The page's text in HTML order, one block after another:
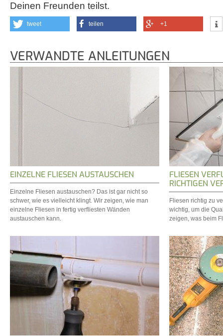
Deinen Freunden teilst.
tweet teilen +1
VERWANDTE ANLEITUNGEN
EINZELNE FLIESEN AUSTAUSCHEN
Einzelne Fliesen austauschen? Das ist gar nicht so
schwer, wie es vielleicht klingt. Wir zeigen, wie man
einzelne Fliesen in fertig verfliesten Wänden
austauschen kann.
FLIESEN
RICHTIGEN
Fliesen richtig zu
wichtig, um die
zeigen, was beim